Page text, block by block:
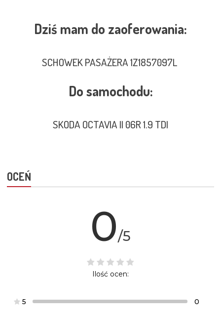
Dziś mam do zaoferowania:
SCHOWEK PASAŻERA 1Z1857097L
Do samochodu:
SKODA OCTAVIA II 06R 1.9 TDI
OCEŃ
0/5
Ilość ocen:
5 0